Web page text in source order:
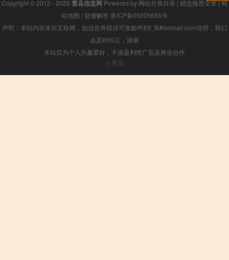
Copyright © 2012 - 2026 曹县信息网 Powered by 网站分类目录 | 精选推荐文章|网
站地图 | 疑难解答 鲁ICP备05005656号
声明：本站内容来自互联网，如信息有错误可发邮件到f_fb#foxmail.com说明，我们
会及时纠正，谢谢
本站仅为个人兴趣爱好，不接盈利性广告及商业合作
小男孩